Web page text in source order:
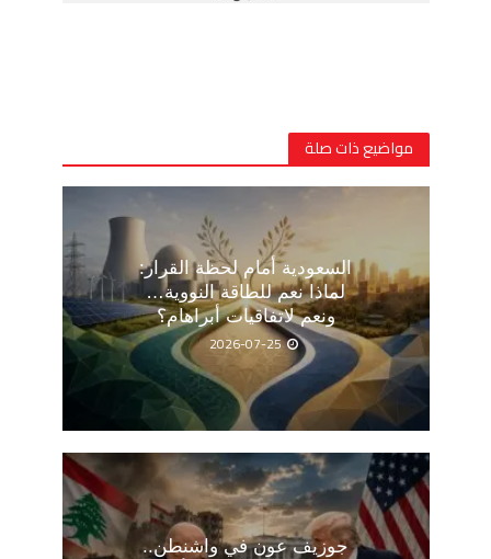
مواضيع ذات صلة
السعودية أمام لحظة القرار:
لماذا نعم للطاقة النووية…
ونعم لاتفاقيات أبراهام؟
2026-07-25
جوزيف عون في واشنطن..